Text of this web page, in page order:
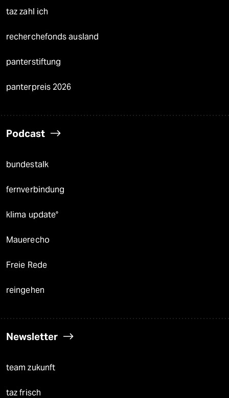
taz zahl ich
recherchefonds ausland
panterstiftung
panterpreis 2026
Podcast
bundestalk
fernverbindung
klima update°
Mauerecho
Freie Rede
reingehen
Newsletter
team zukunft
taz frisch